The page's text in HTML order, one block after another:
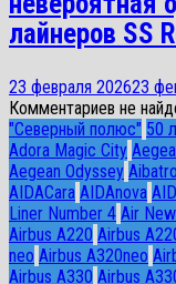
лайнеров SS
23 февраля 202623
Комментариев не
"Северный полюс" 50
Adora Magic City
Aegean Odyssey
AIDACara AIDAnova
Liner Number 4 Air
Airbus A220 Airbus
neo Airbus A320neo
Airbus A330 Airbus